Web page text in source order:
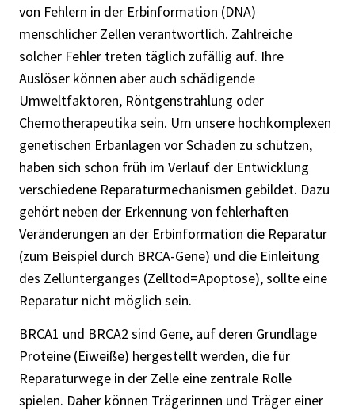
von Fehlern in der Erbinformation (DNA)
menschlicher Zellen verantwortlich. Zahlreiche
solcher Fehler treten täglich zufällig auf. Ihre
Auslöser können aber auch schädigende
Umweltfaktoren, Röntgenstrahlung oder
Chemotherapeutika sein. Um unsere hochkomplexen
genetischen Erbanlagen vor Schäden zu schützen,
haben sich schon früh im Verlauf der Entwicklung
verschiedene Reparaturmechanismen gebildet. Dazu
gehört neben der Erkennung von fehlerhaften
Veränderungen an der Erbinformation die Reparatur
(zum Beispiel durch BRCA-Gene) und die Einleitung
des Zellunterganges (Zelltod=Apoptose), sollte eine
Reparatur nicht möglich sein.
BRCA1 und BRCA2 sind Gene, auf deren Grundlage
Proteine (Eiweiße) hergestellt werden, die für
Reparaturwege in der Zelle eine zentrale Rolle
spielen. Daher können Trägerinnen und Träger einer